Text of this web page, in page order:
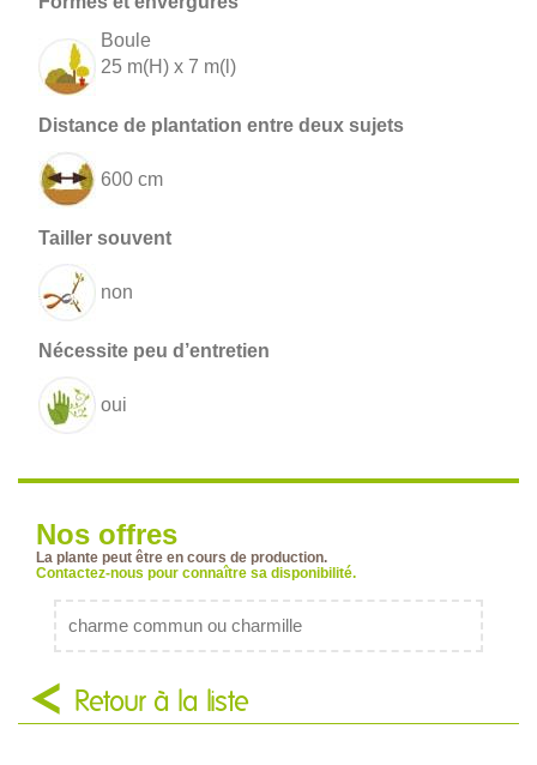
Boule
25 m(H) x 7 m(l)
600 cm
non
oui
Nos offres
La plante peut être en cours de production.
Contactez-nous pour connaître sa disponibilité.
charme commun ou charmille
Retour à la liste